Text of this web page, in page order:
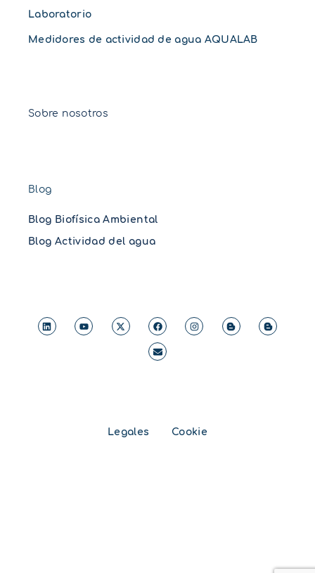
Laboratorio
Medidores de actividad de agua AQUALAB
Sobre nosotros
Blog
Blog Biofísica Ambiental
Blog Actividad del agua
Legales Cookie